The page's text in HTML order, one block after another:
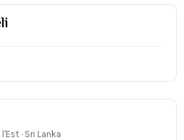
· Sri Lanka